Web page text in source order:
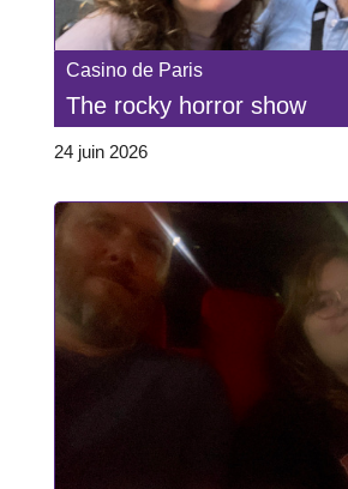
Casino de Paris
The rocky horror show
24 juin 2026